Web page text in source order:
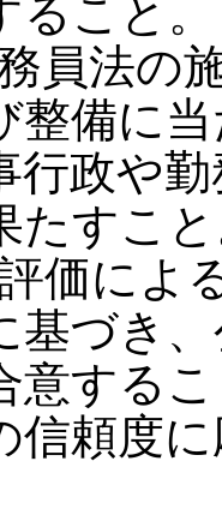
こと。
員法の
整備に
行政や
たすこ
価によ
基づき
意する
信頼度